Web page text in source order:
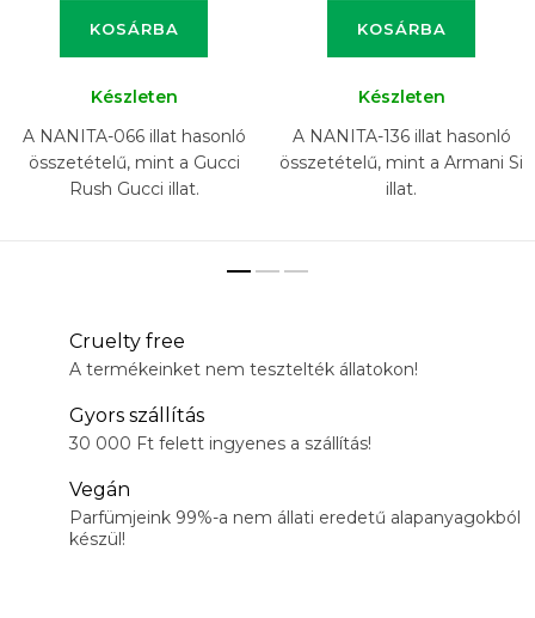
KOSÁRBA
Készleten
A NANITA-066 illat hasonló
összetételű, mint a Gucci
Rush Gucci illat.
KOSÁRBA
Készleten
A NANITA-136 illat hasonló
összetételű, mint a Armani Si
illat.
Cruelty free
A termékeinket nem tesztelték állatokon!
Gyors szállítás
30 000 Ft felett ingyenes a szállítás!
Vegán
Parfümjeink 99%-a nem állati eredetű alapanyagokból
készül!